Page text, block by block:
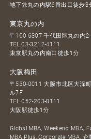
地下鉄丸の内駅6番出口徒歩3
東京丸の内
〒100-6307 千代田区丸の内
TEL03-3212-4111
東京駅丸の内南口徒歩1分
大阪梅田
〒530-0011 大阪市北区大深
ル7F
TEL052-203-8111
大阪駅徒歩1分
Global MBA, Weekend MBA,
MBA Plus, Corporate MBA,